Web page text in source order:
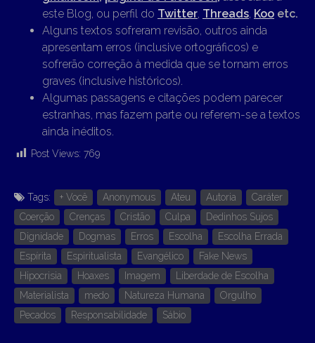
este Blog, ou perfil do Twitter Threads Koo etc.
Alguns textos sofreram revisão, outros ainda
apresentam erros (inclusive ortográficos) e
sofrerão correção à medida que se tornam erros
graves (inclusive históricos).
Algumas passagens e citações podem parecer
estranhas, mas fazem parte ou referem-se a textos
ainda inéditos.
Post Views: 769
Tags: + Você Anonymous Ateu Autoria
Caráter
Coerção
Crenças Cristão Culpa
Dedinhos Sujos
Dignidade
Dogmas Erros Escolha
Escolha Errada
Espírita
Espiritualista Evangélico
Fake News
Hipocrisia
Hoaxes Imagem
Liberdade de Escolha
Materialista
medo Natureza Humana
Orgulho
Pecados
Responsabilidade Sábio